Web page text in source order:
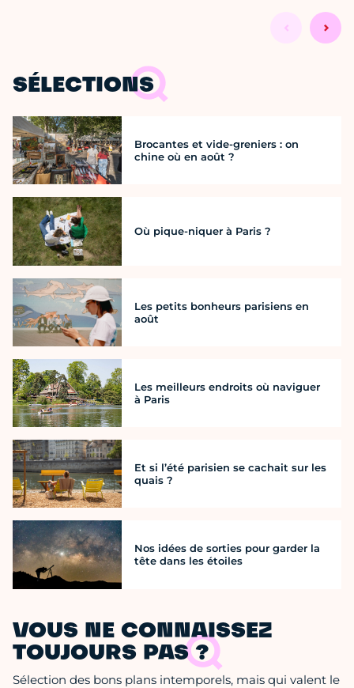
SÉLECTIONS
Brocantes et vide-greniers : on
chine où en août ?
Où pique-niquer à Paris ?
Les petits bonheurs parisiens en
août
Les meilleurs endroits où naviguer
à Paris
Et si l’été parisien se cachait sur les
quais ?
Nos idées de sorties pour garder la
tête dans les étoiles
VOUS NE CONNAISSEZ
TOUJOURS PAS ?
Sélection des bons plans intemporels, mais qui valent le